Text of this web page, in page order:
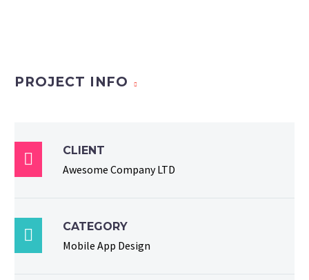
PROJECT INFO
 CLIENT
Awesome Company LTD
 CATEGORY
Mobile App Design